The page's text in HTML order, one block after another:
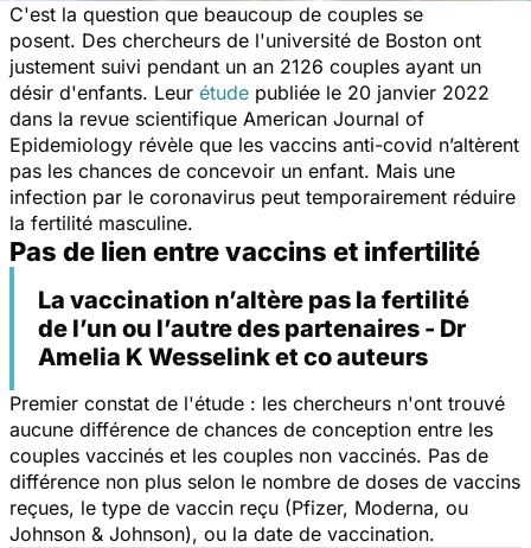
C'est la question que beaucoup de couples se
posent. Des chercheurs de l'université de Boston ont
justement suivi pendant un an 2126 couples ayant un
désir d'enfants. Leur étude publiée le 20 janvier 2022
dans la revue scientifique American Journal of
Epidemiology révèle que les vaccins anti-covid n’altèrent
pas les chances de concevoir un enfant. Mais une
infection par le coronavirus peut temporairement réduire
la fertilité masculine.
Pas de lien entre vaccins et infertilité
La vaccination n’altère pas la fertilité
de l’un ou l’autre des partenaires - Dr
Amelia K Wesselink et co auteurs
Premier constat de l'étude : les chercheurs n'ont trouvé
aucune différence de chances de conception entre les
couples vaccinés et les couples non vaccinés. Pas de
différence non plus selon le nombre de doses de vaccins
reçues, le type de vaccin reçu (Pfizer, Moderna, ou
Johnson & Johnson), ou la date de vaccination.